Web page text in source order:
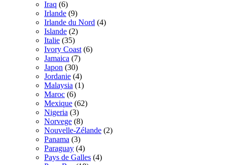
Iraq (6)
Irlande (9)
Irlande du Nord (4)
Islande (2)
Italie (35)
Ivory Coast (6)
Jamaica (7)
Japon (30)
Jordanie (4)
Malaysia (1)
Maroc (6)
Mexique (62)
Nigeria (3)
Norvege (8)
Nouvelle-Zélande (2)
Panama (3)
Paraguay (4)
Pays de Galles (4)